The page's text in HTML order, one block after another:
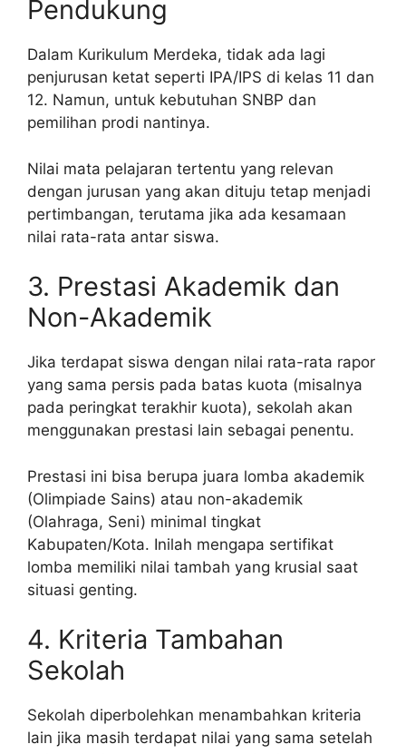
Pendukung
Dalam Kurikulum Merdeka, tidak ada lagi
penjurusan ketat seperti IPA/IPS di kelas 11 dan
12. Namun, untuk kebutuhan SNBP dan
pemilihan prodi nantinya.
Nilai mata pelajaran tertentu yang relevan
dengan jurusan yang akan dituju tetap menjadi
pertimbangan, terutama jika ada kesamaan
nilai rata-rata antar siswa.
3. Prestasi Akademik dan
Non-Akademik
Jika terdapat siswa dengan nilai rata-rata rapor
yang sama persis pada batas kuota (misalnya
pada peringkat terakhir kuota), sekolah akan
menggunakan prestasi lain sebagai penentu.
Prestasi ini bisa berupa juara lomba akademik
(Olimpiade Sains) atau non-akademik
(Olahraga, Seni) minimal tingkat
Kabupaten/Kota. Inilah mengapa sertifikat
lomba memiliki nilai tambah yang krusial saat
situasi genting.
4. Kriteria Tambahan
Sekolah
Sekolah diperbolehkan menambahkan kriteria
lain jika masih terdapat nilai yang sama setelah